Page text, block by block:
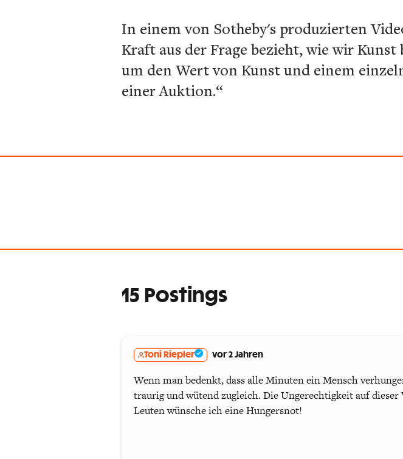
In einem von Sotheby's produzierten
Kraft aus der Frage bezieht, wie wir
um den Wert von Kunst und einem
einer Auktion.“
15 Postings
Toni Riepler vor 2 Jahren
Wenn man bedenkt, dass alle Minuten ein Mensch
traurig und wütend zugleich. Die Ungerechtigkeit auf
Leuten wünsche ich eine Hungersnot!